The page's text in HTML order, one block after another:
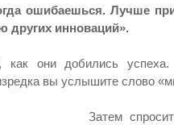
ошибаешься. Лучше
других инноваций».
они добились
вы услышите слово
Затем